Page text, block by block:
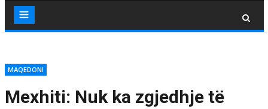
MAQEDONI
Mexhiti: Nuk ka zgjedhje të